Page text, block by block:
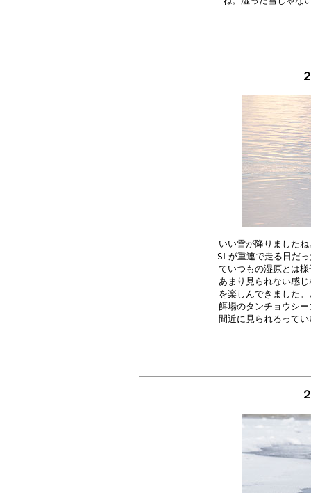
いい雪が降りました
SLが重連で走る日だ
ていつもの湿原とは
あまり見られない感
を楽しんできました
餌場のタンチョウシ